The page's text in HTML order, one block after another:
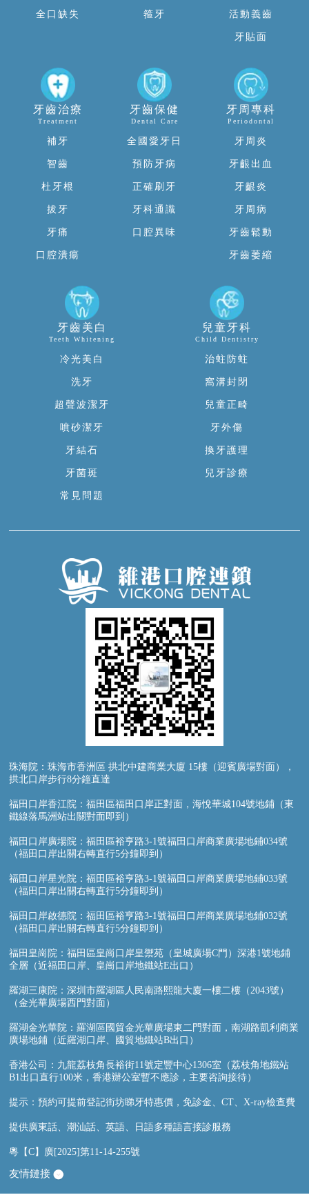
全口缺失 箍牙 活動義齒
牙貼面
牙齒治療
Treatment
補牙
智齒
杜牙根
拔牙
牙痛
口腔潰瘍
牙齒保健
Dental Care
全國愛牙日
預防牙病
正確刷牙
牙科通識
口腔異味
牙周專科
Periodontal
牙周炎
牙齦出血
牙齦炎
牙周病
牙齒鬆動
牙齒萎縮
牙齒美白
Teeth Whitening
冷光美白
洗牙
超聲波潔牙
噴砂潔牙
牙結石
牙菌斑
常見問題
兒童牙科
Child Dentistry
治蛀防蛀
窩溝封閉
兒童正畸
牙外傷
換牙護理
兒牙診療
珠海院：珠海市香洲區 拱北中建商業大廈 15樓（迎賓廣場對面），
拱北口岸步行8分鐘直達
福田口岸香江院：福田區福田口岸正對面，海悅華城104號地鋪（東
鐵線落馬洲站出關對面即到）
福田口岸廣場院：福田區裕亨路3-1號福田口岸商業廣場地鋪034號
（福田口岸出關右轉直行5分鐘即到）
福田口岸星光院：福田區裕亨路3-1號福田口岸商業廣場地鋪033號
（福田口岸出關右轉直行5分鐘即到）
福田口岸啟德院：福田區裕亨路3-1號福田口岸商業廣場地鋪032號
（福田口岸出關右轉直行5分鐘即到）
福田皇崗院：福田區皇崗口岸皇禦苑（皇城廣場C門）深港1號地鋪
全層（近福田口岸、皇崗口岸地鐵站E出口）
羅湖三康院：深圳市羅湖區人民南路熙龍大廈一樓二樓（2043號）
（金光華廣場西門對面）
羅湖金光華院：羅湖區國貿金光華廣場東二門對面，南湖路凱利商業
廣場地鋪（近羅湖口岸、國貿地鐵站B出口）
香港公司：九龍荔枝角長裕街11號定豐中心1306室（荔枝角地鐵站
B1出口直行100米，香港辦公室暫不應診，主要咨詢接待）
提示：預約可提前登記街坊睇牙特惠價，免診金、CT、X-ray檢查費
提供廣東話、潮汕話、英語、日語多種語言接診服務
粵【C】廣[2025]第11-14-255號
友情鏈接